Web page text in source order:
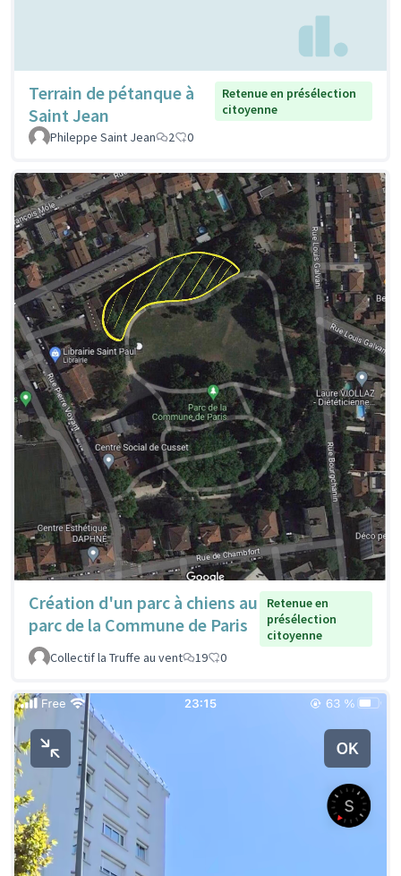
Terrain de pétanque à
Saint Jean
Retenue en présélection
citoyenne
Phileppe Saint Jean
2 0
Création d'un parc à chiens au
parc de la Commune de Paris
Retenue en
présélection
citoyenne
Collectif la Truffe au vent
19 0